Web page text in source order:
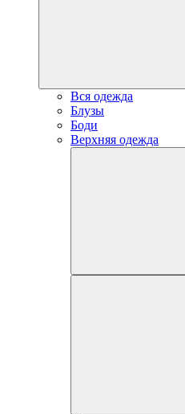
Вся одежда
Блузы
Боди
Верхняя одежда